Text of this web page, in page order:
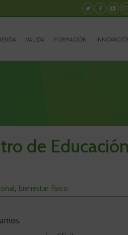
de Educación
, bienestar físico
Síguenos
en
Síguenos
en
en
VALIDA FORMACIÓN